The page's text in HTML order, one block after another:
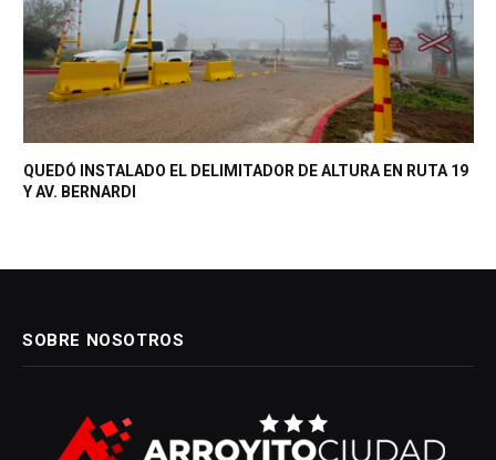
QUEDÓ INSTALADO EL DELIMITADOR DE ALTURA EN RUTA 19
Y AV. BERNARDI
SOBRE NOSOTROS